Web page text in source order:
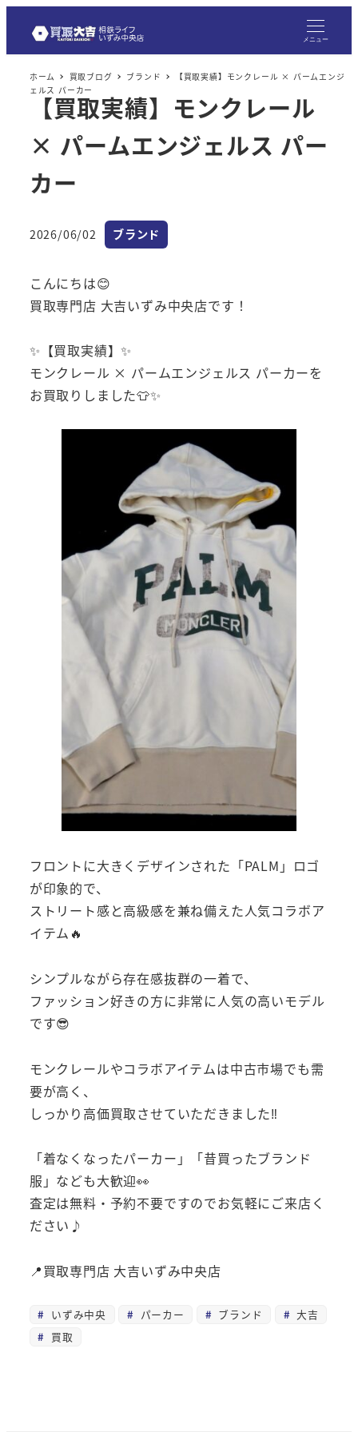
メニュー
ホーム 買取ブログ ブランド
【買取実績】モンクレール × パームエンジ
ェルス パーカー
【買取実績】モンクレール
× パームエンジェルス パー
カー
投稿日
2026/06/02 カテゴリー
ブランド
こんにちは😊
買取専門店 大吉いずみ中央店です！
✨【買取実績】✨
モンクレール × パームエンジェルス パーカーを
お買取りしました👕✨
フロントに大きくデザインされた「PALM」ロゴ
が印象的で、
ストリート感と高級感を兼ね備えた人気コラボア
イテム🔥
シンプルながら存在感抜群の一着で、
ファッション好きの方に非常に人気の高いモデル
です😎
モンクレールやコラボアイテムは中古市場でも需
要が高く、
しっかり高価買取させていただきました‼️
「着なくなったパーカー」「昔買ったブランド
服」なども大歓迎👀
査定は無料・予約不要ですのでお気軽にご来店く
ださい♪
📍買取専門店 大吉いずみ中央店
いずみ中央 パーカー ブランド
大吉
買取